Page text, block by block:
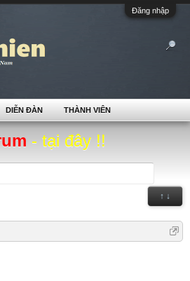
Đăng nhập
- tại đây !!
↑ ↓
DIỄN ĐÀN THÀNH VIÊN